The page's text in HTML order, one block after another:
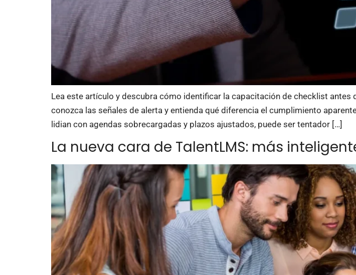
Lea este artículo y descubra cómo identificar la capacitación de checklist antes
conozca las señales de alerta y entienda qué diferencia el cumplimiento
lidian con agendas sobrecargadas y plazos ajustados, puede ser tentador […]
La nueva cara de TalentLMS: más